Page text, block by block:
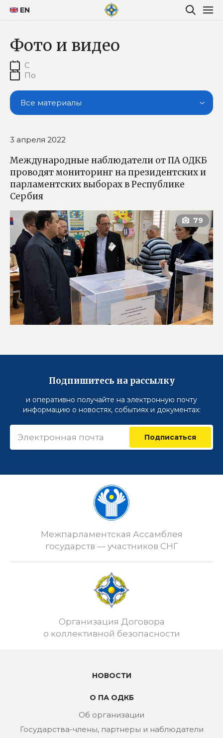
EN
Фото и видео
Все материалы
3 апреля 2022
Международные наблюдатели от ПА ОДКБ
проводят мониторинг на президентских и
парламентских выборах в Республике
Сербия
Подпишитесь на рассылку
и оперативно получайте на электронную почту
информацию о новостях, событиях и документах:
Подписаться
Межпарламентская Ассамблея
государств — участников СНГ
Организация Договора
о коллективной безопасности
НОВОСТИ
О ПА ОДКБ
Об организации
Государства-члены, партнеры и наблюдатели